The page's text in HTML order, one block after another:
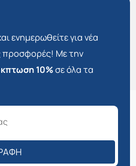
ενημερωθείτε για νέα
προσφορές! Με την
10%σε όλα τα